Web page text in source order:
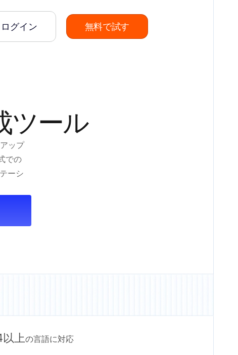
ログイン 無料で試す
ツール
ップ
での
ーシ
以上の言語に対応